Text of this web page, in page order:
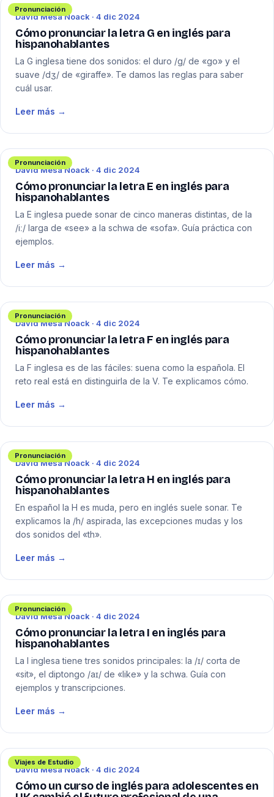
Pronunciación
David Mesa Noack · 4 dic 2024
Cómo pronunciar la letra G en inglés para
hispanohablantes
La G inglesa tiene dos sonidos: el duro /g/ de «go» y el
suave /dʒ/ de «giraffe». Te damos las reglas para saber
cuál usar.
Leer más →
Pronunciación
David Mesa Noack · 4 dic 2024
Cómo pronunciar la letra E en inglés para
hispanohablantes
La E inglesa puede sonar de cinco maneras distintas, de la
/iː/ larga de «see» a la schwa de «sofa». Guía práctica con
ejemplos.
Leer más →
Pronunciación
David Mesa Noack · 4 dic 2024
Cómo pronunciar la letra F en inglés para
hispanohablantes
La F inglesa es de las fáciles: suena como la española. El
reto real está en distinguirla de la V. Te explicamos cómo.
Leer más →
Pronunciación
David Mesa Noack · 4 dic 2024
Cómo pronunciar la letra H en inglés para
hispanohablantes
En español la H es muda, pero en inglés suele sonar. Te
explicamos la /h/ aspirada, las excepciones mudas y los
dos sonidos del «th».
Leer más →
Pronunciación
David Mesa Noack · 4 dic 2024
Cómo pronunciar la letra I en inglés para
hispanohablantes
La I inglesa tiene tres sonidos principales: la /ɪ/ corta de
«sit», el diptongo /aɪ/ de «like» y la schwa. Guía con
ejemplos y transcripciones.
Leer más →
Viajes de Estudio
David Mesa Noack · 4 dic 2024
Cómo un curso de inglés para adolescentes en